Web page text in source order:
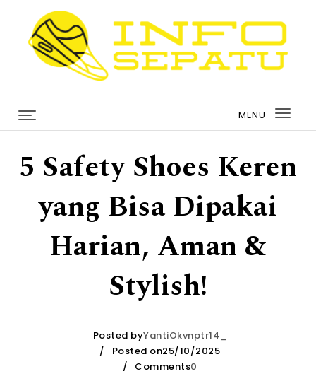
Skip to content
MENU
5 Safety Shoes Keren
yang Bisa Dipakai
Harian, Aman &
Stylish!
Posted byYantiOkvnptr14_
Posted on25/10/2025
Comments0